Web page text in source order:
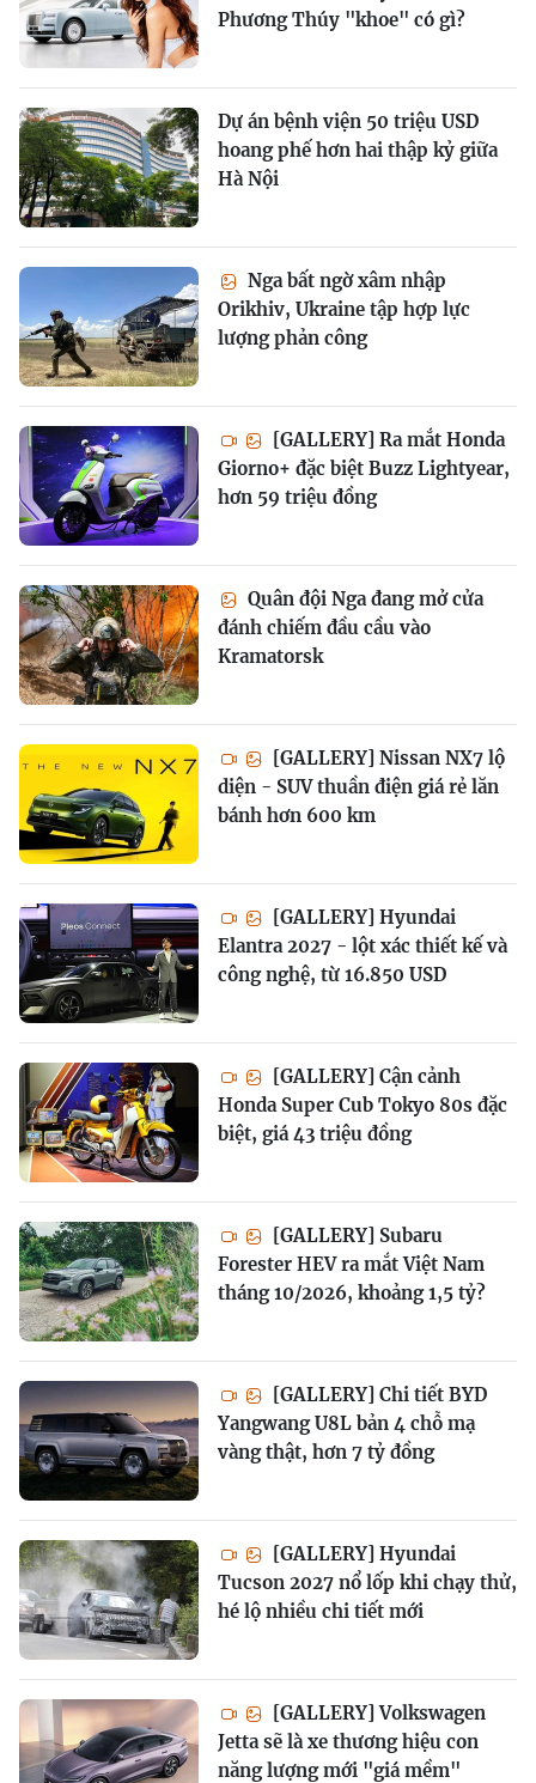
Phương Thúy "khoe" có gì?
Dự án bệnh viện 50 triệu USD
hoang phế hơn hai thập kỷ giữa
Hà Nội
Nga bất ngờ xâm nhập
Orikhiv, Ukraine tập hợp lực
lượng phản công
[GALLERY] Ra mắt Honda
Giorno+ đặc biệt Buzz Lightyear,
hơn 59 triệu đồng
Quân đội Nga đang mở cửa
đánh chiếm đầu cầu vào
Kramatorsk
[GALLERY] Nissan NX7 lộ
diện - SUV thuần điện giá rẻ lăn
bánh hơn 600 km
[GALLERY] Hyundai
Elantra 2027 - lột xác thiết kế và
công nghệ, từ 16.850 USD
[GALLERY] Cận cảnh
Honda Super Cub Tokyo 80s đặc
biệt, giá 43 triệu đồng
[GALLERY] Subaru
Forester HEV ra mắt Việt Nam
tháng 10/2026, khoảng 1,5 tỷ?
[GALLERY] Chi tiết BYD
Yangwang U8L bản 4 chỗ mạ
vàng thật, hơn 7 tỷ đồng
[GALLERY] Hyundai
Tucson 2027 nổ lốp khi chạy thử,
hé lộ nhiều chi tiết mới
[GALLERY] Volkswagen
Jetta sẽ là xe thương hiệu con
năng lượng mới "giá mềm"